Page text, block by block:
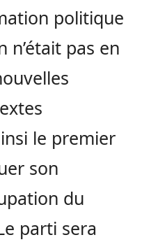
politique
n’était pas en
le premier
son
du
parti sera